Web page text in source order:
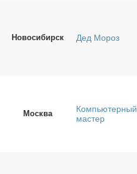
Новосибирск Дед Мороз
Москва
Компьютерный
мастер